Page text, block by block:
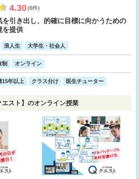
4.30(6件)
を引き出し、的確に目標に向かうための
を提供
浪人生 大学生・社会人
制 オンライン
15年以上 クラス分け 医生チューター
スト】のオンライン授業